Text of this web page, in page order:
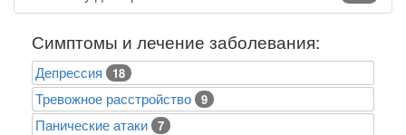
Симптомы и лечение заболевания:
Депрессия 18
Тревожное расстройство 9
Панические атаки 7